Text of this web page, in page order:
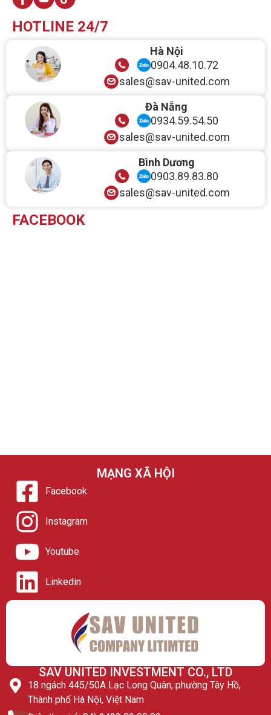
HOTLINE 24/7
Hà Nội
0904.48.10.72
sales@sav-united.com
Đà Nẵng
0934.59.54.50
sales@sav-united.com
Bình Dương
0903.89.83.80
sales@sav-united.com
FACEBOOK
MẠNG XÃ HỘI
Facebook
Instagram
Youtube
Linkedin
SAV UNITED INVESTMENT CO., LTD
18 ngách 445/50A Lạc Long Quân, phường Tây Hồ,
Thành phố Hà Nội, Việt Nam